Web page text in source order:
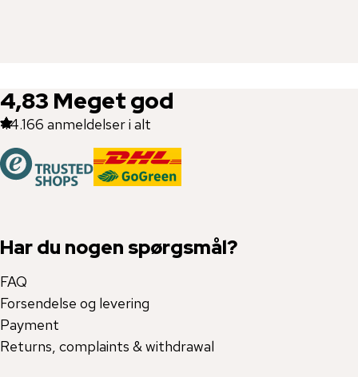
4,83 Meget god
44.166 anmeldelser i alt
Har du nogen spørgsmål?
FAQ
Forsendelse og levering
Payment
Returns, complaints & withdrawal